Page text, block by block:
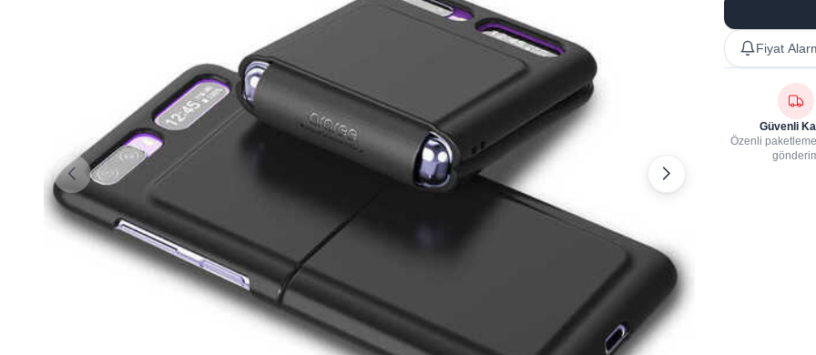
Fiyat
Güvenli
Özenli